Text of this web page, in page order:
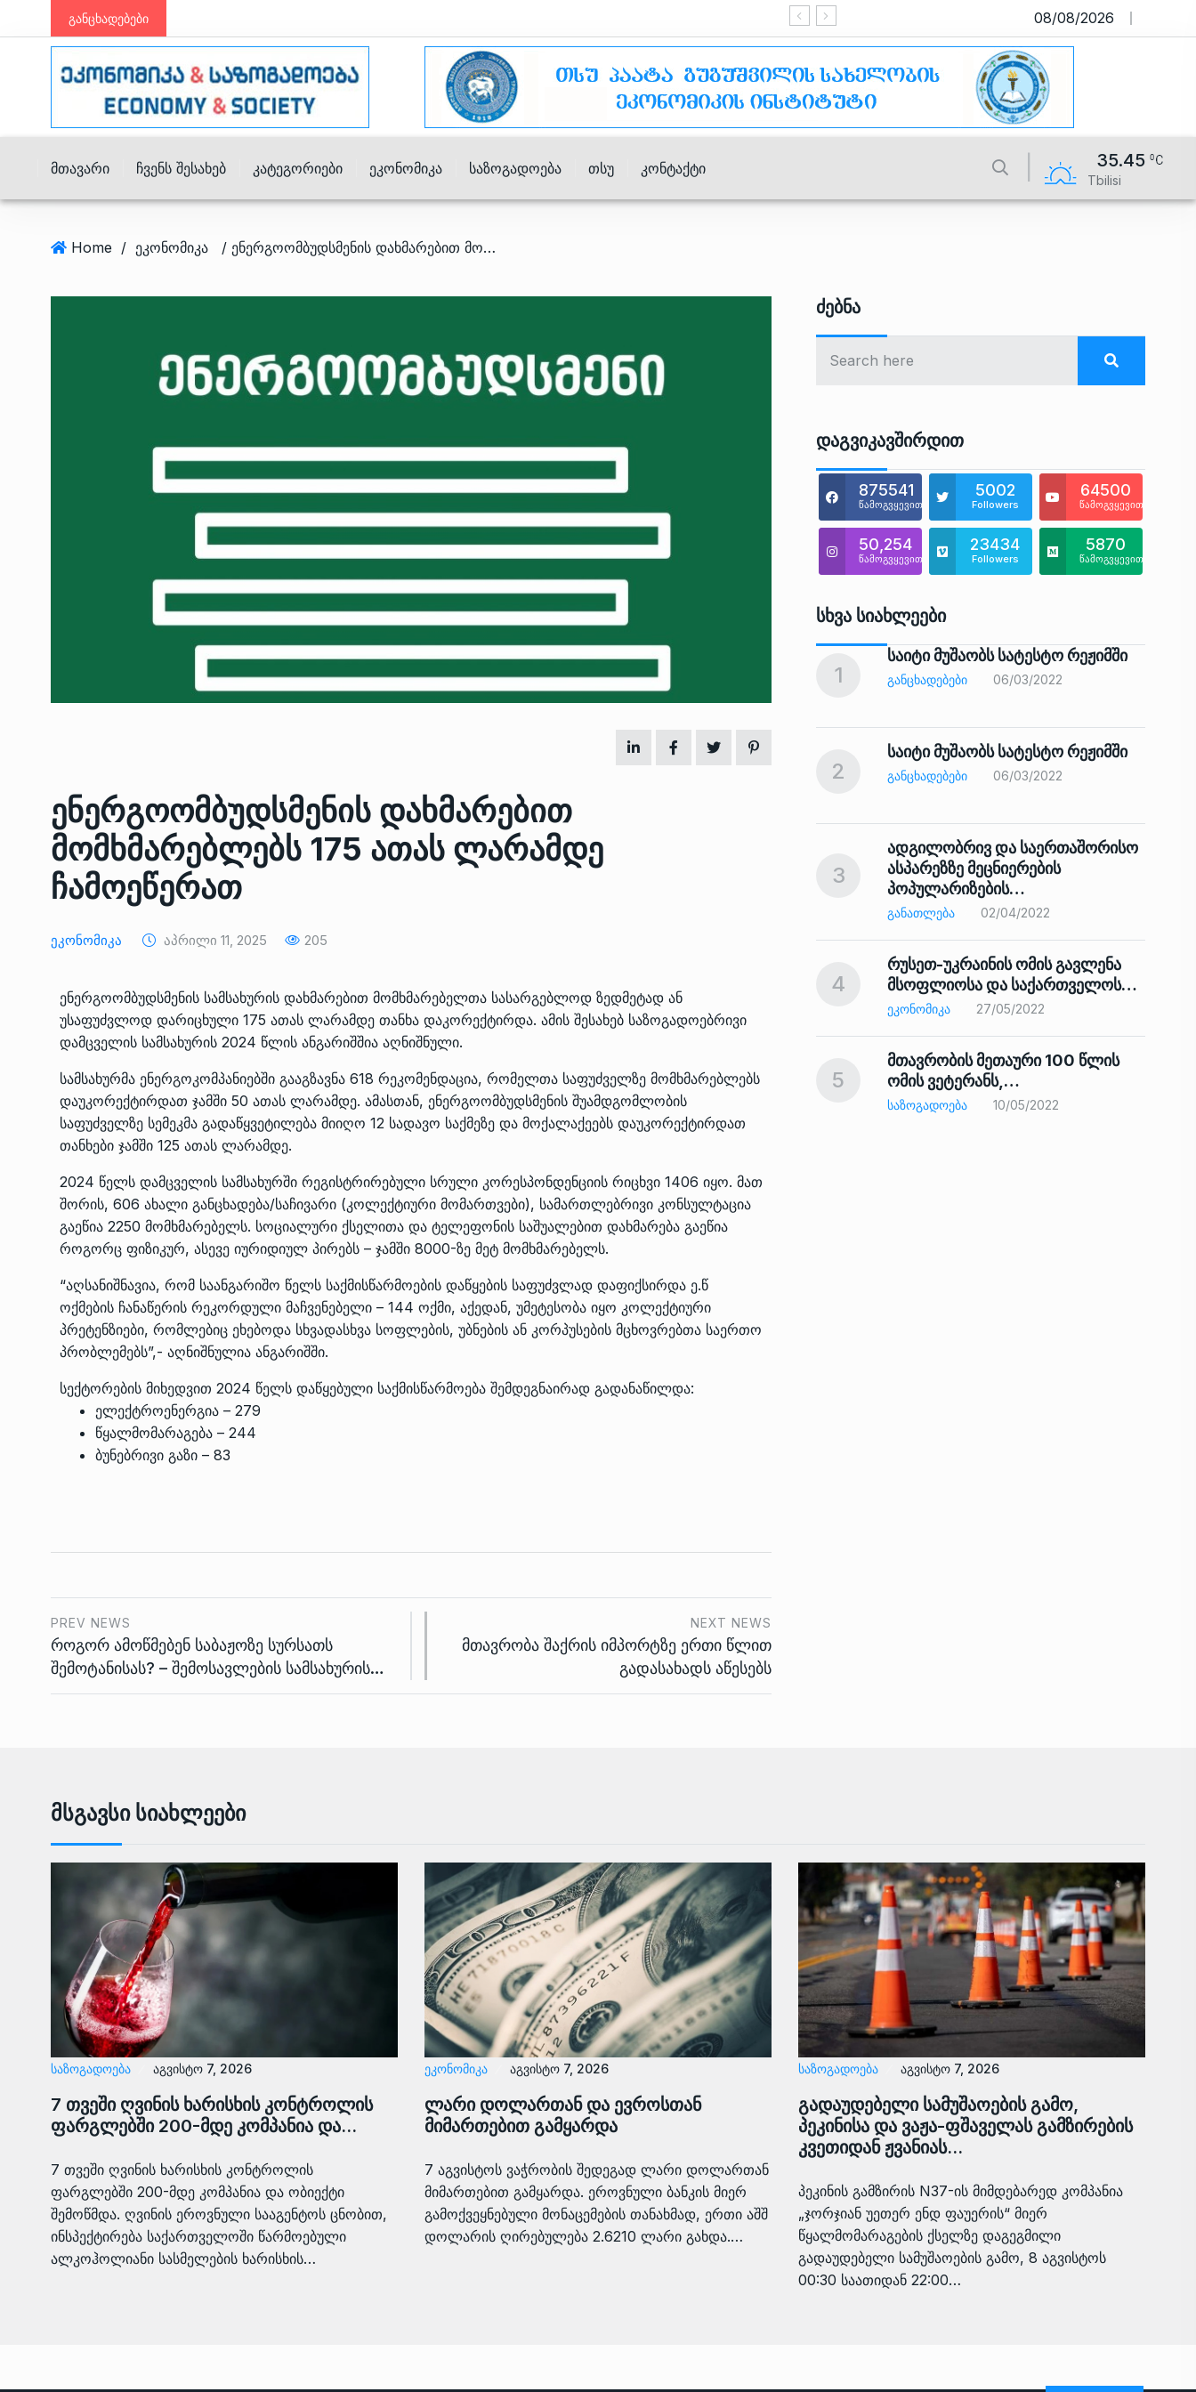
განცხადებები საიტი მუშაობს სატესტო რეჟიმში
08/08/2026
Მთავარი Ჩვენს Შესახებ Კატეგორიები Ეკონომიკა Საზოგადოება Თსუ Კონტაქტი 35.45
Tbilisi
Home / ეკონომიკა / ენერგოომბუდსმენის დახმარებით მომხმარებლებს 175 ათას ლარამდე ჩამოეწერათ
ენერგოომბუდსმენის დახმარებით
მომხმარებლებს 175 ათას ლარამდე
ჩამოეწერათ
Ეკონომიკა Აპრილი 11, 2025 205
ენერგოომბუდსმენის სამსახურის დახმარებით მომხმარებელთა სასარგებლოდ ზედმეტად ან
უსაფუძვლოდ დარიცხული 175 ათას ლარამდე თანხა დაკორექტირდა. ამის შესახებ საზოგადოებრივი
დამცველის სამსახურის 2024 წლის ანგარიშშია აღნიშნული.
სამსახურმა ენერგოკომპანიებში გააგზავნა 618 რეკომენდაცია, რომელთა საფუძველზე მომხმარებლებს
დაუკორექტირდათ ჯამში 50 ათას ლარამდე. ამასთან, ენერგოომბუდსმენის შუამდგომლობის
საფუძველზე სემეკმა გადაწყვეტილება მიიღო 12 სადავო საქმეზე და მოქალაქეებს დაუკორექტირდათ
თანხები ჯამში 125 ათას ლარამდე.
2024 წელს დამცველის სამსახურში რეგისტრირებული სრული კორესპონდენციის რიცხვი 1406 იყო. მათ
შორის, 606 ახალი განცხადება/საჩივარი (კოლექტიური მომართვები), სამართლებრივი კონსულტაცია
გაეწია 2250 მომხმარებელს. სოციალური ქსელითა და ტელეფონის საშუალებით დახმარება გაეწია
როგორც ფიზიკურ, ასევე იურიდიულ პირებს – ჯამში 8000-ზე მეტ მომხმარებელს.
“აღსანიშნავია, რომ საანგარიშო წელს საქმისწარმოების დაწყების საფუძვლად დაფიქსირდა ე.წ
ოქმების ჩანაწერის რეკორდული მაჩვენებელი – 144 ოქმი, აქედან, უმეტესობა იყო კოლექტიური
პრეტენზიები, რომლებიც ეხებოდა სხვადასხვა სოფლების, უბნების ან კორპუსების მცხოვრებთა საერთო
პრობლემებს”,- აღნიშნულია ანგარიშში.
სექტორების მიხედვით 2024 წელს დაწყებული საქმისწარმოება შემდეგნაირად გადანაწილდა:
ელექტროენერგია – 279
წყალმომარაგება – 244
ბუნებრივი გაზი – 83
PREV NEWS
როგორ ამოწმებენ საბაჟოზე სურსათს
შემოტანისას? – შემოსავლების სამსახურის…
NEXT NEWS
მთავრობა შაქრის იმპორტზე ერთი წლით
გადასახადს აწესებს
Ძებნა
Დაგვიკავშირდით
875541
წამოგვყევით
5002
Followers
64500
წამოგვყევით
50,254
წამოგვყევით
23434
Followers
5870
წამოგვყევით
Სხვა Სიახლეები
ოთარ შამუგია ბაქოში გამართულ
მინისტერიალზე სიტყვით…
ᲔᲙᲝᲜᲝᲛᲘᲙᲐ 10/05/2022
სამსახურის…
ᲔᲙᲝᲜᲝᲛᲘᲙᲐ 10/05/2022
8
საქართველოს რკინიგზის
გენერალურმა დირექტორმა შუა
ᲔᲙᲝᲜᲝᲛᲘᲙᲐ 11/05/2022
9
სახელობის ოპერისა და
ბალეტის…
ᲙᲣᲚᲢᲣᲠᲐ 13/05/2022
10
თბილისის ზაქარია ფალიაშვილის
სახელობის ოპერისა და
ბალეტის…
11
ზურაბ აზარაშვილი:
„სოციალურად დაუცველთა
დასაქმების პროგრამაში,…
12
მარაგი დღეისათვის გვაქვს
14
ტექნოპარკში სტარტაპერებს…
ᲒᲐᲜᲐᲗᲚᲔᲑᲐ 15/05/2022
15
პრემიერ-მინისტრმა ირაკლი
ღარიბაშვილმა ახლად
რეაბილიტირებული ოზურგეთის…
1
საიტი მუშაობს სატესტო რეჟიმში
ᲒᲐᲜᲪᲮᲐᲓᲔᲑᲔᲑᲘ 06/03/2022
2
საიტი მუშაობს სატესტო რეჟიმში
ᲒᲐᲜᲪᲮᲐᲓᲔᲑᲔᲑᲘ 06/03/2022
3
ადგილობრივ და საერთაშორისო
ასპარეზზე მეცნიერების
პოპულარიზების…
ᲒᲐᲜᲐᲗᲚᲔᲑᲐ 02/04/2022
4
რუსეთ-უკრაინის ომის გავლენა
მსოფლიოსა და საქართველოს…
ᲔᲙᲝᲜᲝᲛᲘᲙᲐ 27/05/2022
5
მთავრობის მეთაური 100 წლის
ომის ვეტერანს,…
ᲡᲐᲖᲝᲒᲐᲓᲝᲔᲑᲐ 10/05/2022
Მსგავსი Სიახლეები
ᲡᲐᲖᲝᲒᲐᲓᲝᲔᲑᲐ აგვისტო 7, 2026
7 თვეში ღვინის ხარისხის კონტროლის
ფარგლებში 200-მდე კომპანია და…
7 თვეში ღვინის ხარისხის კონტროლის
ფარგლებში 200-მდე კომპანია და ობიექტი
შემოწმდა. ღვინის ეროვნული სააგენტოს ცნობით,
ინსპექტირება საქართველოში წარმოებული
ალკოჰოლიანი სასმელების ხარისხის…
ᲔᲙᲝᲜᲝᲛᲘᲙᲐ აგვისტო 7, 2026
ლარი დოლართან და ევროსთან
მიმართებით გამყარდა
7 აგვისტოს ვაჭრობის შედეგად ლარი დოლართან
მიმართებით გამყარდა. ეროვნული ბანკის მიერ
გამოქვეყნებული მონაცემების თანახმად, ერთი აშშ
დოლარის ღირებულება 2.6210 ლარი გახდა.…
ᲡᲐᲖᲝᲒᲐᲓᲝᲔᲑᲐ აგვისტო 7, 2026
გადაუდებელი სამუშაოების გამო,
პეკინისა და ვაჟა-ფშაველას გამზირების
კვეთიდან ჟვანიას…
პეკინის გამზირის N37-ის მიმდებარედ კომპანია
„ჯორჯიან უეთერ ენდ ფაუერის“ მიერ
წყალმომარაგების ქსელზე დაგეგმილი
გადაუდებელი სამუშაოების გამო, 8 აგვისტოს
00:30 საათიდან 22:00…